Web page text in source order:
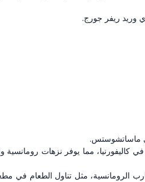
وريد ريفر جورج.
في ماساتشوستس.
مما يوفر نزهات رومانسية
الرومانسية، مثل تناول الطعام في